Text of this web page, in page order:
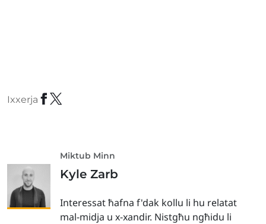
Ixxerja
Miktub Minn
Kyle Zarb
Interessat ħafna f'dak kollu li hu relatat
mal-midja u x-xandir. Nistgħu ngħidu li